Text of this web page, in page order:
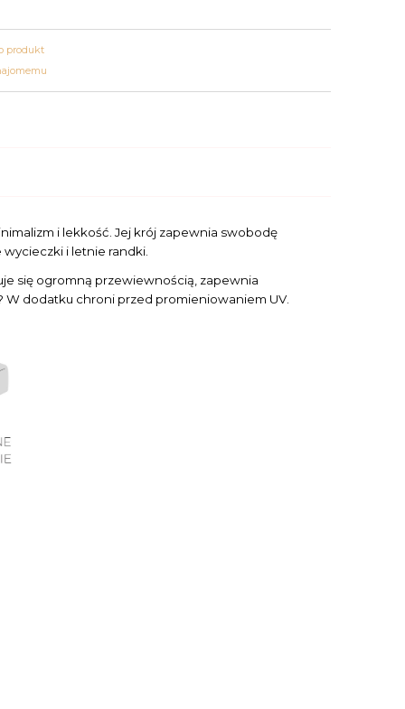
produkt
i lekkość. Jej krój zapewnia swobodę
i letnie randki.
się ogromną przewiewnością, zapewnia
dodatku chroni przed promieniowaniem UV.